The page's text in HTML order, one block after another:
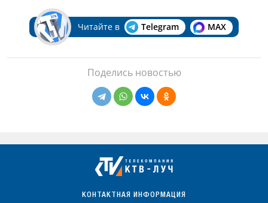
Читайте в Telegram MAX
Поделись новостью
КОНТАКТНАЯ ИНФОРМАЦИЯ